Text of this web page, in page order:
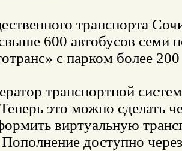
транспорта
600 автобусов
с парком более
транспортной
это можно
виртуальную
доступно